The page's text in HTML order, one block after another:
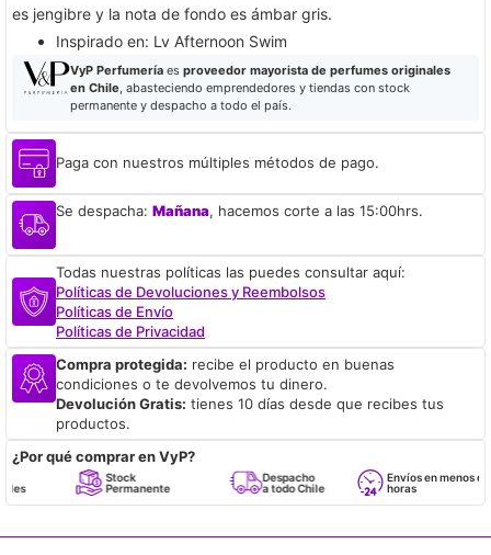
es jengibre y la nota de fondo es ámbar gris.
​Inspirado en: Lv Afternoon Swim
VyP Perfumeríaes proveedor mayorista de perfumes originales
en Chile, abasteciendo emprendedores y tiendas con stock
permanente y despacho a todo el país.
Paga con nuestros múltiples métodos de pago.
Se despacha: Mañana, hacemos corte a las 15:00hrs.
Todas nuestras políticas las puedes consultar aquí:
Políticas de Devoluciones y Reembolsos
Políticas de Envío
Políticas de Privacidad
Compra protegida: recibe el producto en buenas
condiciones o te devolvemos tu dinero.
Devolución Gratis: tienes 10 días desde que recibes tus
productos.
¿Por qué comprar en VyP?
Stock
Permanente
Despacho
a todo Chile
Envíos en menos de 24
horas